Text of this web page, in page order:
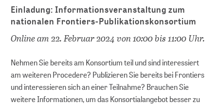
Einladung: Informationsveranstaltung zum
nationalen Frontiers-Publikationskonsortium
Online am 22. Februar 2024 von 10:00 bis 11:00 Uhr.
Nehmen Sie bereits am Konsortium teil und sind interessiert
am weiteren Procedere? Publizieren Sie bereits bei Frontiers
und interessieren sich an einer Teilnahme? Brauchen Sie
weitere Informationen, um das Konsortialangebot besser zu